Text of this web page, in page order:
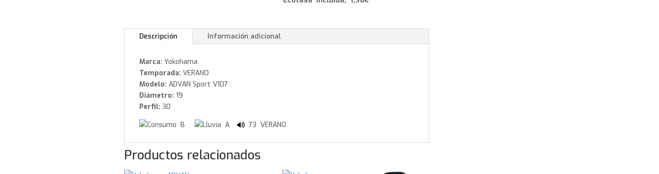
Y
Descripción Información adicional
Marca: Yokohama
Temporada: VERANO
Modelo: ADVAN Sport V107
Diámetro: 19
Perfil: 30
B
A 73 VERANO
Productos relacionados